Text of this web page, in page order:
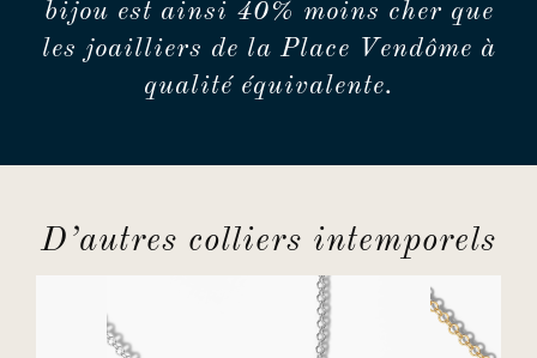
bijou est ainsi 40% moins cher que
les joailliers de la Place Vendôme à
qualité équivalente.
D’autres colliers intemporels